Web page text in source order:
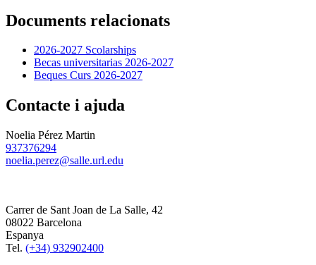
Documents relacionats
2026-2027 Scolarships
Becas universitarias 2026-2027
Beques Curs 2026-2027
Contacte i ajuda
Noelia Pérez Martin
937376294
noelia.perez@salle.url.edu
Carrer de Sant Joan de La Salle, 42
08022 Barcelona
Espanya
Tel. (+34) 932902400